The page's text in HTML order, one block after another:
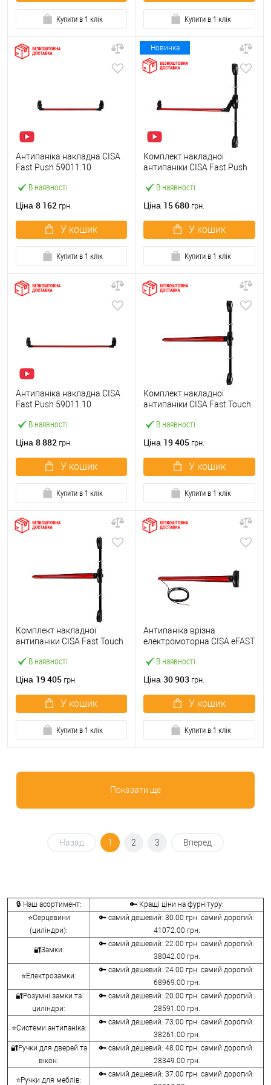
Купити в 1 клік Купити в 1 клік
В наявності
Антипаніка накладна CISA
Fast Push 59011.10
штангою 900 мм червона
Ціна 8 162 грн.
У кошик
Купити в 1 клік
Новинка
В наявності
Комплект накладної
антипаніки CISA Fast Push
точковий вбік червона
Ціна 15 680 грн.
У кошик
Купити в 1 клік
В наявності
Антипаніка накладна CISA
Fast Push 59011.10
штангою 1500 мм червона
Ціна 8 882 грн.
У кошик
Купити в 1 клік
В наявності
Комплект накладної
антипаніки CISA Fast Touch
точковий вбік червона
Ціна 19 405 грн.
У кошик
Купити в 1 клік
В наявності
Комплект накладної
антипаніки CISA Fast Touch
точковий вверх-вниз
Ціна 19 405 грн.
У кошик
Купити в 1 клік
В наявності
Антипаніка врізна
електромоторна CISA eFAST
Ціна 30 903 грн.
У кошик
Купити в 1 клік
Показати ще
Назад 1 2 3 Вперед
🔒 Наш асортимент:
🔑 Кращі ціни на фурнітуру:
⭐Серцевини
(циліндри):
🔑 самий дешевий: 30.00 грн. самий дорогий:
41072.00 грн.
🔐Замки:
🔑 самий дешевий: 22.00 грн. самий дорогий:
38042.00 грн.
⭐Електрозамки:
🔑 самий дешевий: 24.00 грн. самий дорогий:
68969.00 грн.
🔐Розумні замки та
циліндри:
🔑 самий дешевий: 20.00 грн. самий дорогий:
28591.00 грн.
⭐Системи антипаніка:
🔑 самий дешевий: 73.00 грн. самий дорогий:
38261.00 грн.
🔐Ручки для дверей та
вікон:
🔑 самий дешевий: 48.00 грн. самий дорогий:
28349.00 грн.
⭐Ручки для меблів:
🔑 самий дешевий: 37.00 грн. самий дорогий: